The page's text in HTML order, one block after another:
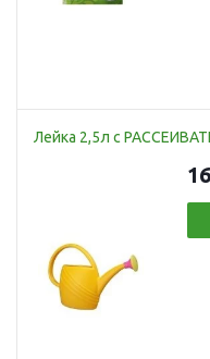
Лейка 2,5л с